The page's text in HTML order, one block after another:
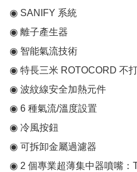
◉ SANIFY 系統
◉ 離子產生器
◉ 智能氣流技術
◉ 特長三米 ROTOCORD 不
◉ 波紋線安全加熱元件
◉ 6 種氣流/溫度設置
◉ 冷風按鈕
◉ 可拆卸金屬過濾器
◉ 2 個專業超薄集中器噴嘴：